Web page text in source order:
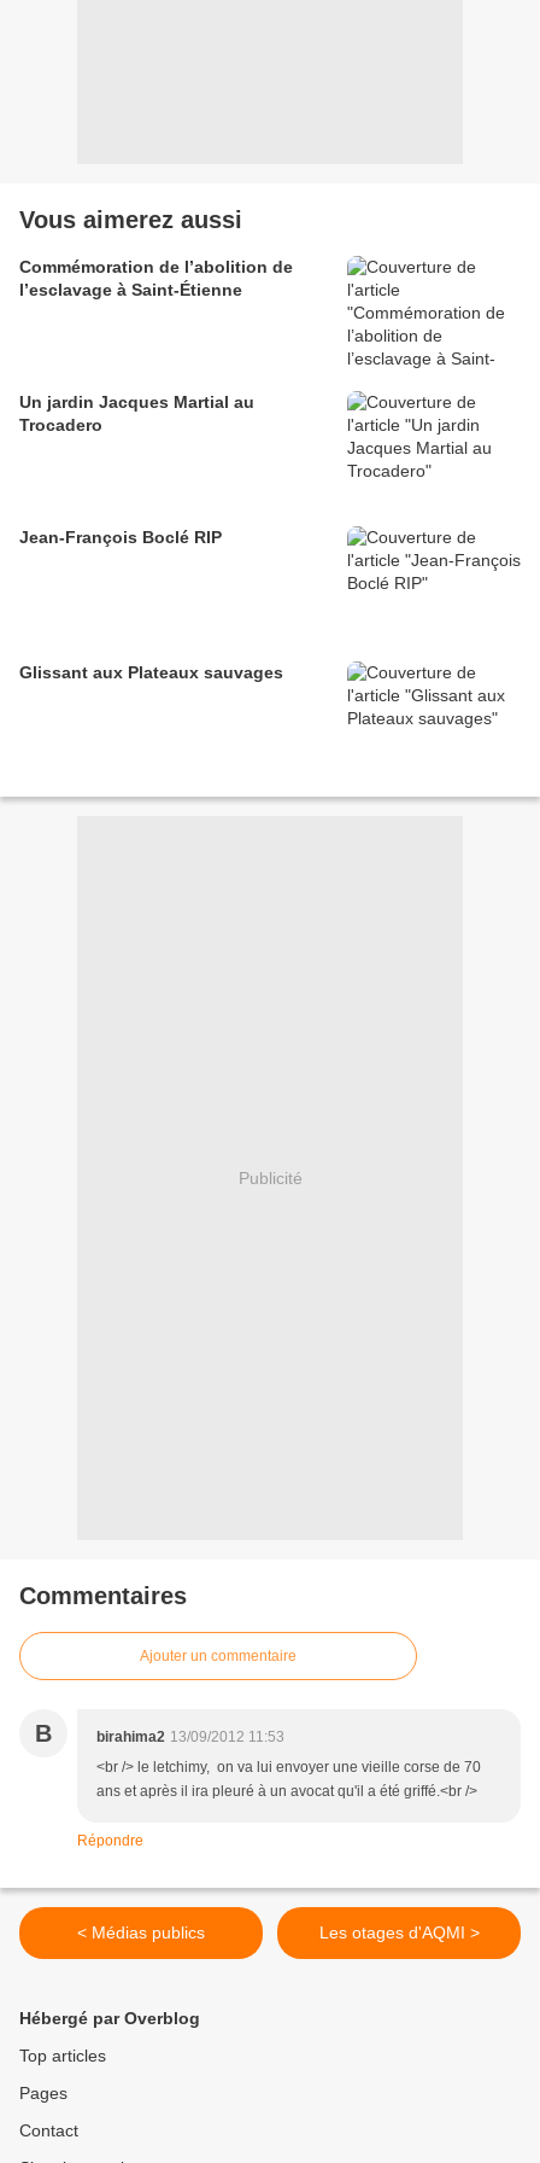
Vous aimerez aussi
Commémoration de l’abolition de
l’esclavage à Saint-Étienne
Un jardin Jacques Martial au
Trocadero
Jean-François Boclé RIP
Glissant aux Plateaux sauvages
Publicité
Commentaires
Ajouter un commentaire
B birahima2 13/09/2012 11:53
<br /> le letchimy, on va lui envoyer une vieille corse de 70
ans et après il ira pleuré à un avocat qu'il a été griffé.<br />
Répondre
< Médias publics Les otages d'AQMI >
Hébergé par Overblog
Top articles
Pages
Contact